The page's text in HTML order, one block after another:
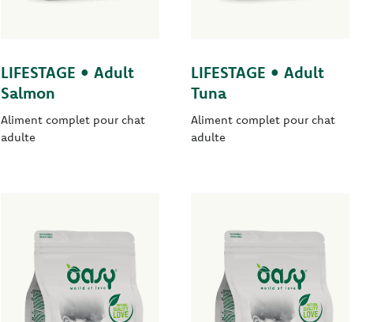
LIFESTAGE • Adult
Salmon
Aliment complet pour chat
adulte
LIFESTAGE • Adult
Tuna
Aliment complet pour chat
adulte